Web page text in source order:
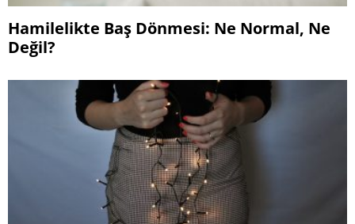
Hamilelikte Baş Dönmesi: Ne Normal, Ne
Değil?